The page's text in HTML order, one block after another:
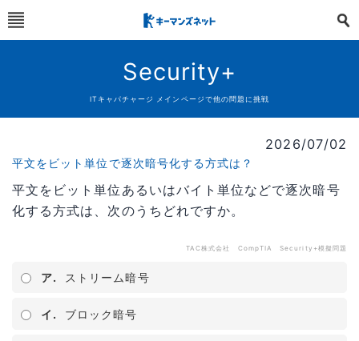
Security+
ITキャパチャージ メインページで他の問題に挑戦
2026/07/02
平文をビット単位で逐次暗号化する方式は？
平文をビット単位あるいはバイト単位などで逐次暗号
化する方式は、次のうちどれですか。
TAC株式会社 CompTIA Security+模擬問題
ア. ストリーム暗号
イ. ブロック暗号